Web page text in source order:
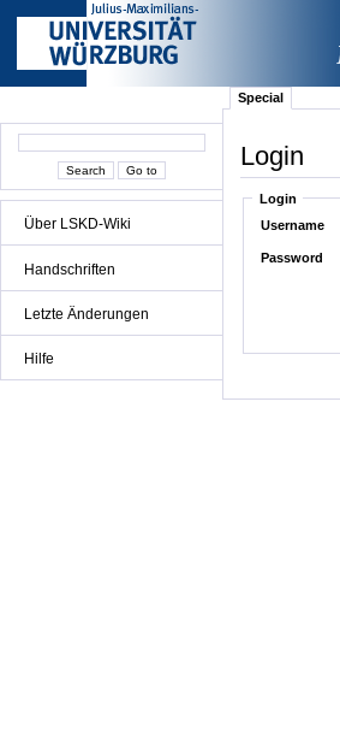
Über LSKD-Wiki
Handschriften
Letzte Änderungen
Hilfe
Special
Login
Login
Username
Password